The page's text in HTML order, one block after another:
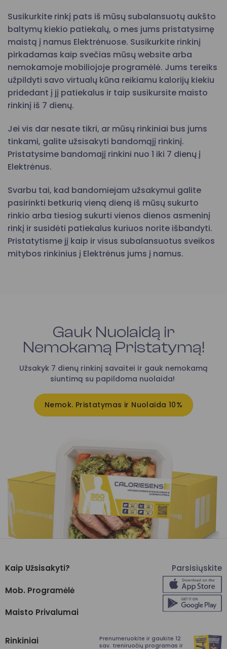
Susikurkite rinkį pats iš mūsų subalansuotų aukšto
baltymų kiekio patiekalų, o mes jums pristatysimę
maistą į namus Elektrėnuose. Susikurkite rinkinį
pirkadamas kaip svečias mūsų website arba
nemokamoje mobiliojoje programėlė. Jums tereiks
užpildyti savo virtualų kūna reikiamu kalorijų kiekiu
pridedant į jį patiekalus ir taip susikursite maisto
rinkinį iš 7 dienų.
Jei vis dar nesate tikri, ar mūsų rinkiniai bus jums
tinkami, galite užsisakyti bandomąjį rinkinį.
Pristatysime bandomajį rinkini nuo 1 iki 7 dienų į
Elektrėnus.
Svarbu tai, kad bandomiejam užsakymui galite
pasirinkti betkurią vieną dieną iš mūsų sukurto
rinkio arba tiesiog sukurti vienos dienos asmeninį
rinkį ir susidėti patiekalus kuriuos norite išbandyti.
Pristatytisme jį kaip ir visus subalansuotus sveikos
mitybos rinkinius į Elektrėnus jums į namus.
Gauk Nuolaidą ir
Nemokamą Pristatymą!
Užsakyk 7 dienų rinkinį savaitei ir gauk nemokamą
siuntimą su papildoma nuolaida!
Nemok. Pristatymas ir Nuolaida 10%
Kaip Užsisakyti?
Mob. Programėlė
Maisto Privalumai
Rinkiniai
Parsisiųskite
Prenumeruokite ir gaukite 12
sav. treniruočių programas ir